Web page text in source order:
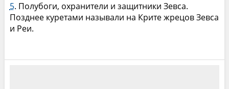
5. Полубоги, охранители и защитники Зевса.
Позднее куретами называли на Крите жрецов Зевса
и Реи.